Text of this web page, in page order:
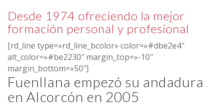
Desde 1974 ofreciendo la mejor
formación personal y profesional
[rd_line type=»rd_line_bcolor» color=»#dbe2e4″
alt_color=»#be2230″ margin_top=»-10″
margin_bottom=»50″]
Fuenllana empezó su andadura
en Alcorcón en 2005